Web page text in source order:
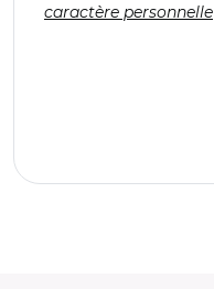
caractère personnelle